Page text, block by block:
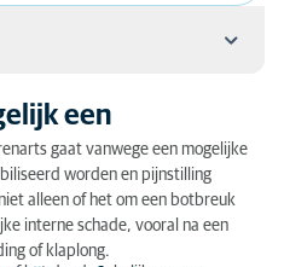
botbreuk?
bij een kat
een
gaat vanwege een mogelijke
worden en pijnstilling
alleen of het om een botbreuk
interne schade, vooral na een
of klaplong.